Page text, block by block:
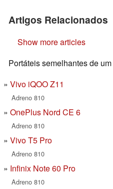
Artigos Relacionados
Show more articles
Portáteis semelhantes de um
Vivo iQOO Z11
Adreno 810
OnePlus Nord CE 6
Adreno 810
Vivo T5 Pro
Adreno 810
Infinix Note 60 Pro
Adreno 810